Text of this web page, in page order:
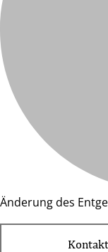
Änderung des